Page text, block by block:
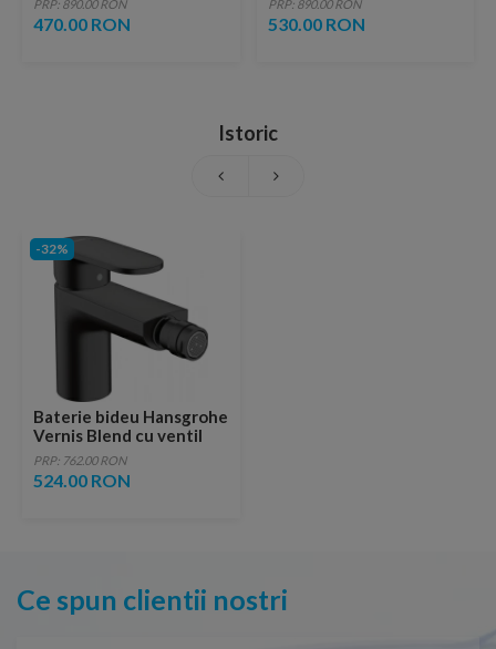
ventil inclus
PRP: 890.00 RON
470.00 RON
copper
PRP: 890.00 RON
530.00 RON
Istoric
-32%
Baterie bideu Hansgrohe
Vernis Blend cu ventil
pop-up, negru mat
PRP: 762.00 RON
524.00 RON
Ce spun clientii nostri